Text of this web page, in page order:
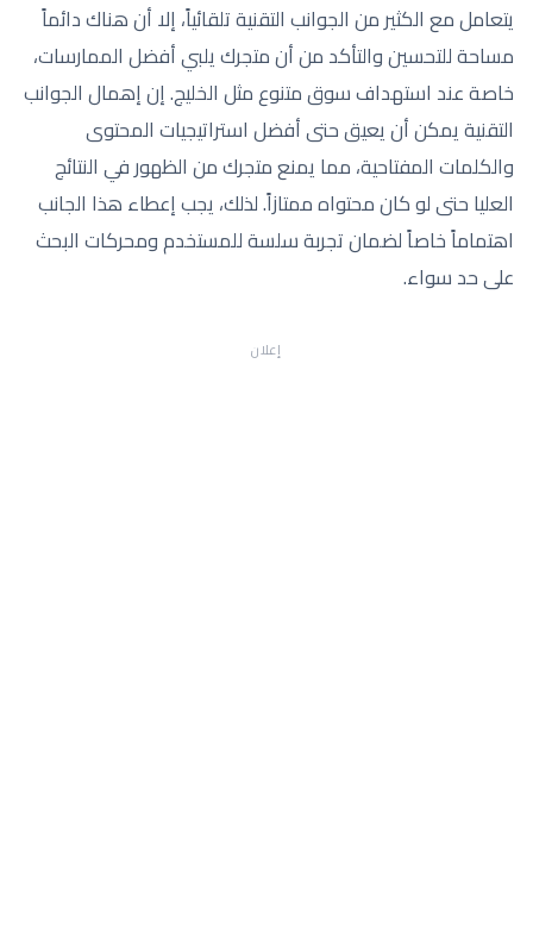
يتعامل مع الكثير من الجوانب التقنية تلقائياً، إلا أن هناك دائماً
مساحة للتحسين والتأكد من أن متجرك يلبي أفضل الممارسات،
خاصة عند استهداف سوق متنوع مثل الخليج. إن إهمال الجوانب
التقنية يمكن أن يعيق حتى أفضل استراتيجيات المحتوى
والكلمات المفتاحية، مما يمنع متجرك من الظهور في النتائج
العليا حتى لو كان محتواه ممتازاً. لذلك، يجب إعطاء هذا الجانب
اهتماماً خاصاً لضمان تجربة سلسة للمستخدم ومحركات البحث
على حد سواء.
إعلان